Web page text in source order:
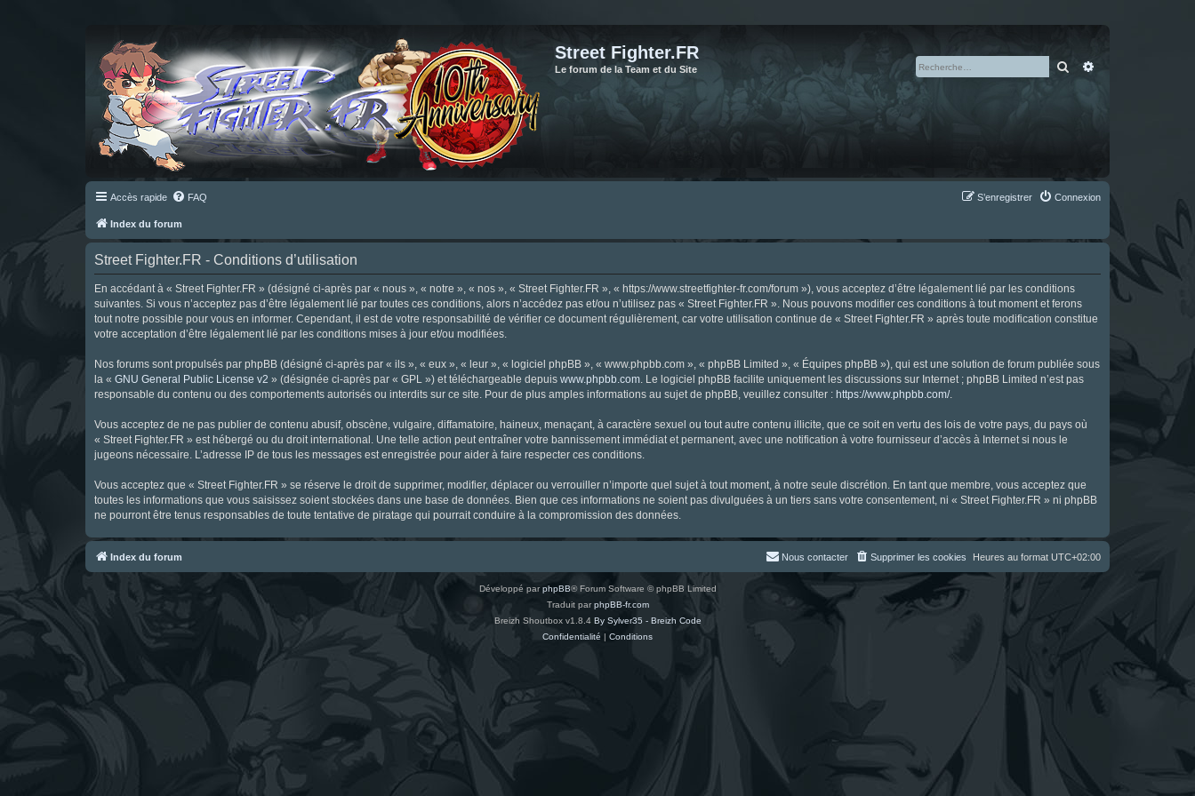
Street Fighter.FR
Le forum de la Team et du Site Rechercher
Accès rapide FAQ Connexion
S’enregistrer
Index du forum
Street Fighter.FR - Conditions d’utilisation
En accédant à « Street Fighter.FR » (désigné ci-après par « nous », « notre », « nos », « Street Fighter.FR », « https://www.streetfighter-fr.com/forum »), vous acceptez d’être légalement lié par les conditions
suivantes. Si vous n’acceptez pas d’être légalement lié par toutes ces conditions, alors n’accédez pas et/ou n’utilisez pas « Street Fighter.FR ». Nous pouvons modifier ces conditions à tout moment et ferons
tout notre possible pour vous en informer. Cependant, il est de votre responsabilité de vérifier ce document régulièrement, car votre utilisation continue de « Street Fighter.FR » après toute modification constitue
votre acceptation d’être légalement lié par les conditions mises à jour et/ou modifiées.
Nos forums sont propulsés par phpBB (désigné ci-après par « ils », « eux », « leur », « logiciel phpBB », « www.phpbb.com », « phpBB Limited », « Équipes phpBB »), qui est une solution de forum publiée sous
la « GNU General Public License v2 » (désignée ci-après par « GPL ») et téléchargeable depuis www.phpbb.com. Le logiciel phpBB facilite uniquement les discussions sur Internet ; phpBB Limited n’est pas
responsable du contenu ou des comportements autorisés ou interdits sur ce site. Pour de plus amples informations au sujet de phpBB, veuillez consulter : https://www.phpbb.com/.
Vous acceptez de ne pas publier de contenu abusif, obscène, vulgaire, diffamatoire, haineux, menaçant, à caractère sexuel ou tout autre contenu illicite, que ce soit en vertu des lois de votre pays, du pays où
« Street Fighter.FR » est hébergé ou du droit international. Une telle action peut entraîner votre bannissement immédiat et permanent, avec une notification à votre fournisseur d’accès à Internet si nous le
jugeons nécessaire. L’adresse IP de tous les messages est enregistrée pour aider à faire respecter ces conditions.
Vous acceptez que « Street Fighter.FR » se réserve le droit de supprimer, modifier, déplacer ou verrouiller n’importe quel sujet à tout moment, à notre seule discrétion. En tant que membre, vous acceptez que
toutes les informations que vous saisissez soient stockées dans une base de données. Bien que ces informations ne soient pas divulguées à un tiers sans votre consentement, ni « Street Fighter.FR » ni phpBB
ne pourront être tenus responsables de toute tentative de piratage qui pourrait conduire à la compromission des données.
Index du forum Heures au format UTC+02:00
Supprimer les cookies
Nous contacter
Développé parphpBB® Forum Software © phpBB Limited
Traduit par phpBB-fr.com
Breizh Shoutbox v1.8.4 By Sylver35 - Breizh Code
Confidentialité | Conditions